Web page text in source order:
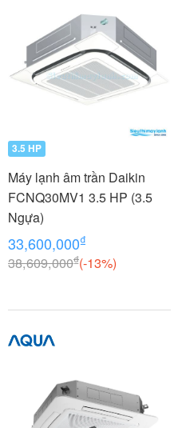
3.5 HP
Máy lạnh âm trần Daikin
FCNQ30MV1 3.5 HP (3.5
Ngựa)
33,600,000₫
38,609,000₫(-13%)